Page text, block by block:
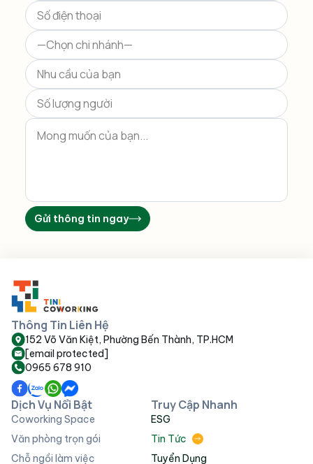
this
field
empty.
Gửi thông tin ngay
Dịch Vụ Nổi Bật
Coworking Space
Văn phòng trọn gói
Chỗ ngồi làm việc
Thông Tin Liên Hệ
152 Võ Văn Kiệt, Phường Bến Thành, TP.HCM
[email protected]
0965 678 910
Truy Cập Nhanh
ESG
Tin Tức
Tuyển Dụng